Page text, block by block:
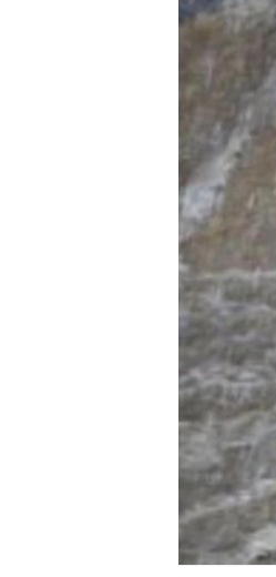
УКРАИНСКАЯ ПРОБЛЕМА КРЫМА